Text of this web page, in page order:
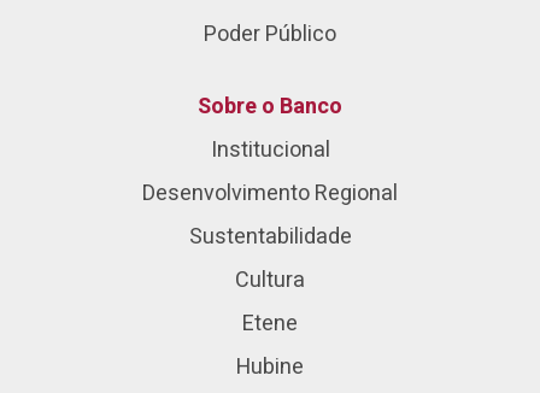
Poder Público
Sobre o Banco
Institucional
Desenvolvimento Regional
Sustentabilidade
Cultura
Etene
Hubine